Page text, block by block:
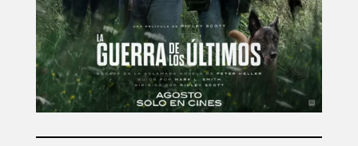
TECNOVITOS
T-
PLUS